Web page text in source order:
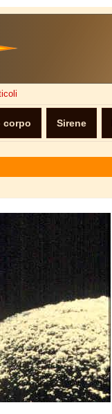
corpo Sirene